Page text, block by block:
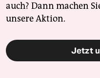
auch? Dann machen
unsere Aktion.
Jetzt